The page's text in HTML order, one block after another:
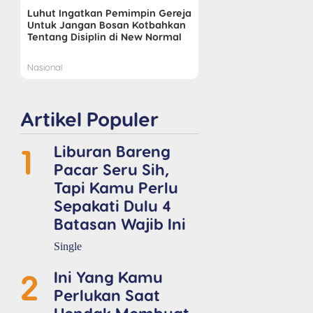
Luhut Ingatkan Pemimpin Gereja
Untuk Jangan Bosan Kotbahkan
Tentang Disiplin di New Normal
Nasional
Artikel Populer
1
Liburan Bareng
Pacar Seru Sih,
Tapi Kamu Perlu
Sepakati Dulu 4
Batasan Wajib Ini
Single
2
Ini Yang Kamu
Perlukan Saat